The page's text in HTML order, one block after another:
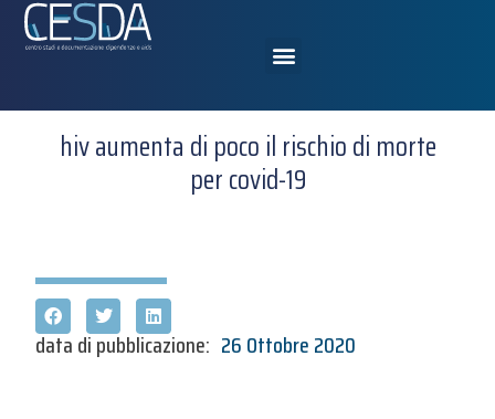
hiv aumenta di poco il rischio di morte
per covid-19
data di pubblicazione: 26 Ottobre 2020